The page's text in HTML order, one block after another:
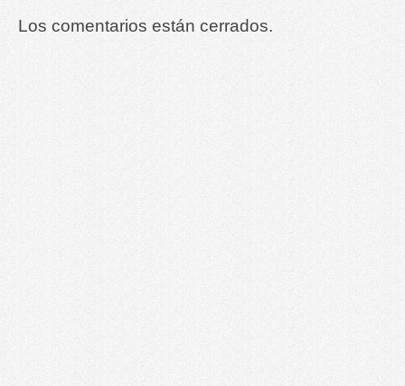
Los comentarios están cerrados.